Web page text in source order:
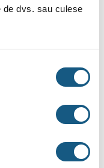
de dvs. sau culese
450 g
o bucata, pentru o